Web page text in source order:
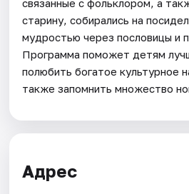
связанные с фольклором, а
старину, собирались на
мудростью через пословицы и
Программа поможет детям
полюбить богатое культурное
также запомнить множество
Адрес